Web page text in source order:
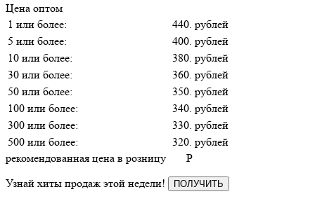
Цена оптом
1 или более:
440. рублей
5 или более:
400. рублей
10 или более:
380. рублей
30 или более:
360. рублей
50 или более:
350. рублей
100 или более:
340. рублей
300 или более:
330. рублей
500 или более:
320. рублей
рекомендованная цена в розницу
P
Узнай хиты продаж этой недели!
ПОЛУЧИТЬ